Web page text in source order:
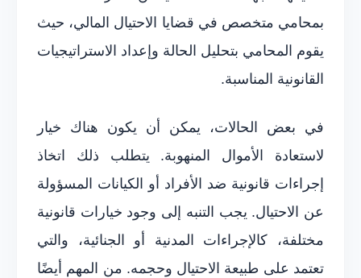
بمحامي متخصص في قضايا الاحتيال المالي، حيث
يقوم المحامي بتحليل الحالة وإعداد الاستراتيجيات
القانونية المناسبة.
في بعض الحالات، يمكن أن يكون هناك خيار
لاستعادة الأموال المنهوبة. يتطلب ذلك اتخاذ
إجراءات قانونية ضد الأفراد أو الكيانات المسؤولة
عن الاحتيال. يجب التنبه إلى وجود خيارات قانونية
مختلفة، كالإجراءات المدنية أو الجنائية، والتي
تعتمد على طبيعة الاحتيال وحجمه. من المهم أيضًا